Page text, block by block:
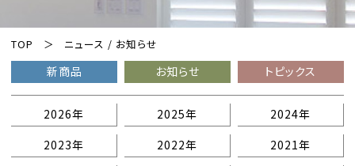
TOP ニュース / お知らせ
新商品 お知らせ トピックス
2026年 2025年
2024年
2023年
2022年
2021年